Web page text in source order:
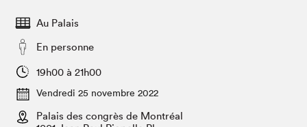
Espace médias
Espace exposant⋅e⋅s
Club de lecture Braindate
Nous connaître
Projets partenaires 2022
Archives
Au Palais
En personne
19h00 à 21h00
Vendredi 25 novembre 2022
Palais des congrès de Montréal